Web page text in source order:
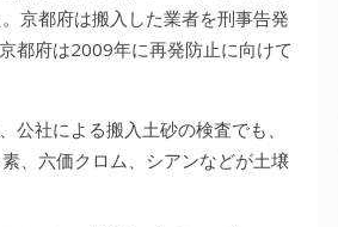
京都府は搬入した業者を刑事告発
都府は2009年に再発防止に向けて
社による搬入土砂の検査でも、
、六価クロム、シアンなどが土壌